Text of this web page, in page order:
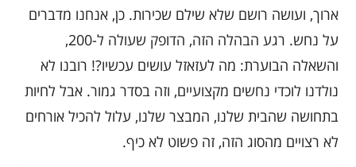
ארוך, ועושה רושם שלא שילם שכירות. כן, אנחנו מדברים
על נחש. רגע הבהלה הזה, הדופק שעולה ל-200,
והשאלה הבוערת: מה לעזאזל עושים עכשיו?! רובנו לא
נולדנו לוכדי נחשים מקצועיים, וזה בסדר גמור. אבל לחיות
בתחושה שהבית שלנו, המבצר שלנו, עלול להכיל אורחים
לא רצויים מהסוג הזה, זה פשוט לא כיף.